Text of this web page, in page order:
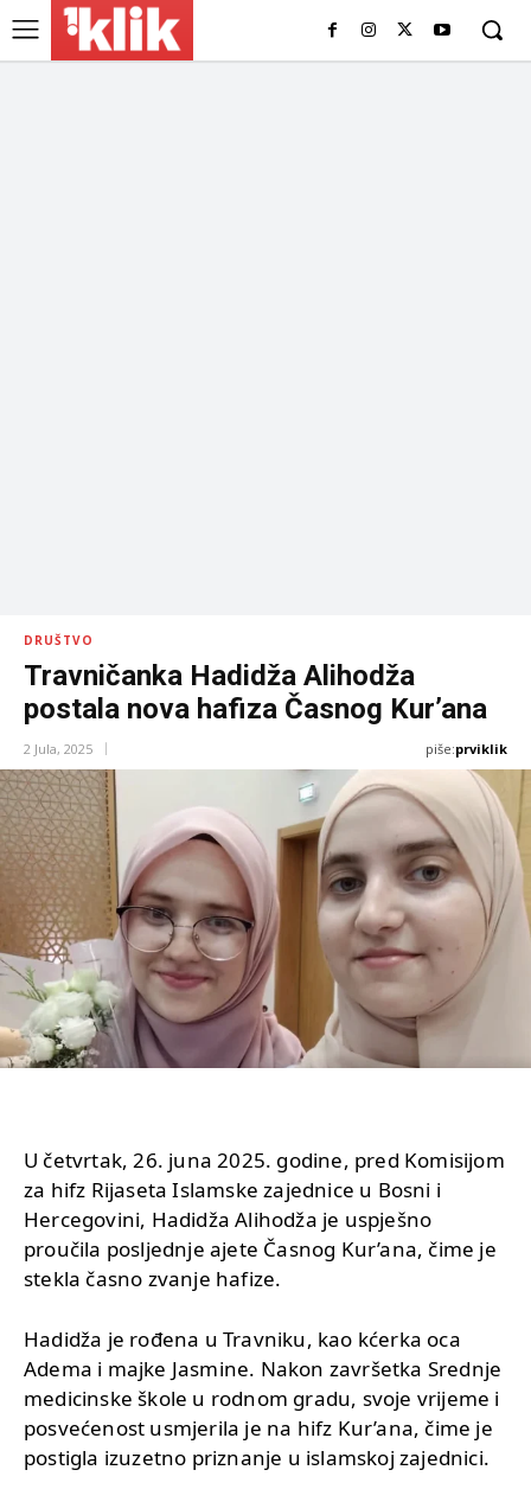
DRUŠTVO
Travničanka Hadidža Alihodža
postala nova hafiza Časnog Kur’ana
2 Jula, 2025 piše:prviklik
U četvrtak, 26. juna 2025. godine, pred Komisijom
za hifz Rijaseta Islamske zajednice u Bosni i
Hercegovini, Hadidža Alihodža je uspješno
proučila posljednje ajete Časnog Kur’ana, čime je
stekla časno zvanje hafize.
Hadidža je rođena u Travniku, kao kćerka oca
Adema i majke Jasmine. Nakon završetka Srednje
medicinske škole u rodnom gradu, svoje vrijeme i
posvećenost usmjerila je na hifz Kur’ana, čime je
postigla izuzetno priznanje u islamskoj zajednici.